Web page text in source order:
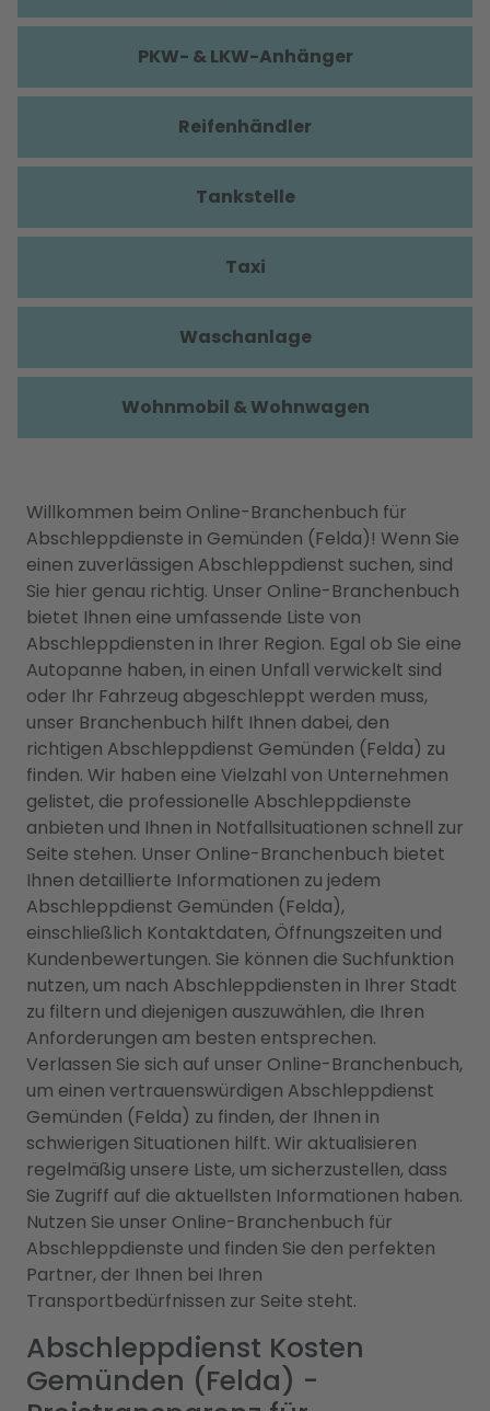
Willkommen beim Online-Branchenbuch für
Abschleppdienste in Gemünden (Felda)! Wenn Sie
einen zuverlässigen Abschleppdienst suchen, sind
Sie hier genau richtig. Unser Online-Branchenbuch
bietet Ihnen eine umfassende Liste von
Abschleppdiensten in Ihrer Region. Egal ob Sie eine
Autopanne haben, in einen Unfall verwickelt sind
oder Ihr Fahrzeug abgeschleppt werden muss,
unser Branchenbuch hilft Ihnen dabei, den
richtigen Abschleppdienst Gemünden (Felda) zu
finden. Wir haben eine Vielzahl von Unternehmen
gelistet, die professionelle Abschleppdienste
anbieten und Ihnen in Notfallsituationen schnell zur
Seite stehen. Unser Online-Branchenbuch bietet
Ihnen detaillierte Informationen zu jedem
Abschleppdienst Gemünden (Felda),
einschließlich Kontaktdaten, Öffnungszeiten und
Kundenbewertungen. Sie können die Suchfunktion
nutzen, um nach Abschleppdiensten in Ihrer Stadt
zu filtern und diejenigen auszuwählen, die Ihren
Anforderungen am besten entsprechen.
Verlassen Sie sich auf unser Online-Branchenbuch,
um einen vertrauenswürdigen Abschleppdienst
Gemünden (Felda) zu finden, der Ihnen in
schwierigen Situationen hilft. Wir aktualisieren
regelmäßig unsere Liste, um sicherzustellen, dass
Sie Zugriff auf die aktuellsten Informationen haben.
Nutzen Sie unser Online-Branchenbuch für
Abschleppdienste und finden Sie den perfekten
Partner, der Ihnen bei Ihren
Transportbedürfnissen zur Seite steht.
Abschleppdienst Kosten
Gemünden (Felda) -
PKW- & LKW-Anhänger
Reifenhändler
Tankstelle
Taxi
Waschanlage
Wohnmobil & Wohnwagen